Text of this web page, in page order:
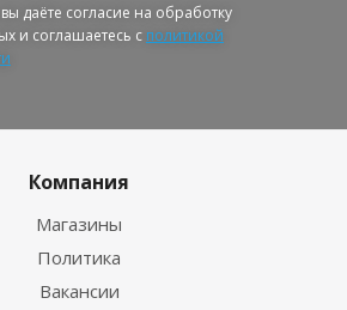
даёте согласие на обработку
и соглашаетесь с политикой
Компания
Магазины
Политика
Вакансии